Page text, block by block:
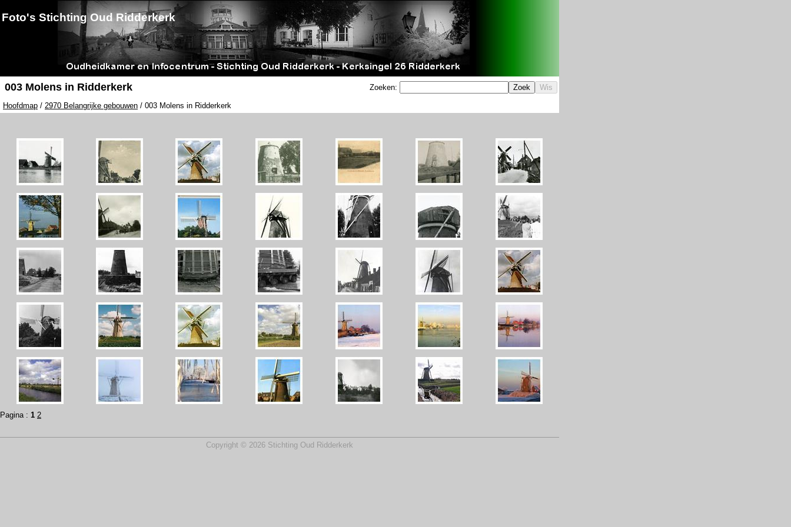
Foto's Stichting Oud Ridderkerk
003 Molens in Ridderkerk Zoeken:
Hoofdmap / 2970 Belangrijke gebouwen / 003 Molens in Ridderkerk
Pagina : 1 2
Copyright © 2026 Stichting Oud Ridderkerk